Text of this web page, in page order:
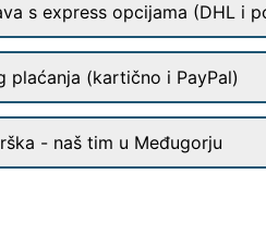
s express opcijama (DHL i
plaćanja (kartično i PayPal)
- naš tim u Međugorju